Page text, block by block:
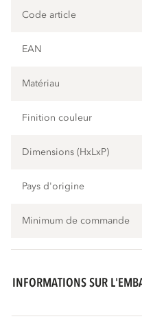
Code article
EAN
Matériau
Finition couleur
Dimensions (HxLxP)
Pays d'origine
Minimum de commande
INFORMATIONS SUR